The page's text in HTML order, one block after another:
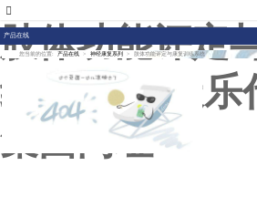
肢体功能评定
练系统-古天乐
集团网址
官网
产品在线
您当前的位置: 产品在线 > 神经康复系列 > 肢体功能评定与康复训练系统